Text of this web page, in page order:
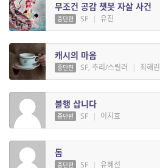
무조건 공감 챗봇 자살 사건
중단편 SF | 유진
캐시의 마음
중단편 SF, 추리/스릴러 | 최해린
불행 삽니다
중단편 SF | 이지효
돔
중단편 SF | 유혜선